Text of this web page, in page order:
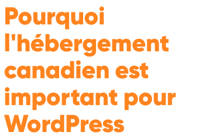
Pourquoi
l'hébergement
canadien est
important pour
WordPress